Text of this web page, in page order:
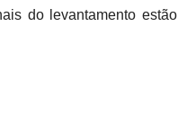
do levantamento estão